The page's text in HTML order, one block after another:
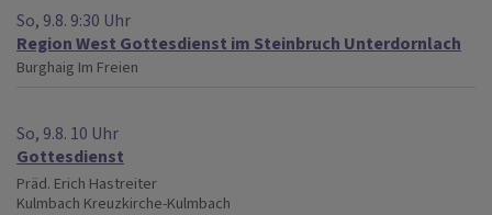
So, 9.8. 9:30 Uhr
Region West Gottesdienst im Steinbruch Unterdornlach
Burghaig Im Freien
So, 9.8. 10 Uhr
Gottesdienst
Präd. Erich Hastreiter
Kulmbach Kreuzkirche-Kulmbach